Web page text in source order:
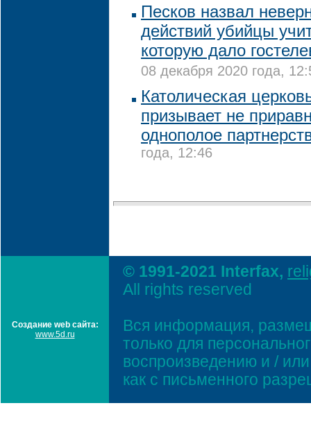
Песков назвал
действий убийцы
которую дало
08 декабря 2020 года,
Католическая
призывает не
однополое
года, 12:46
Создание web сайта:
www.5d.ru
© 1991-2021 Interfax,
All rights reserved
Вся информация,
только для
воспроизведению и /
как с письменного